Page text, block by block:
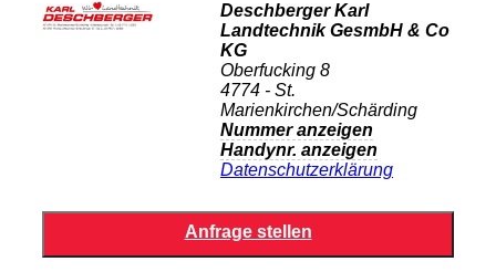
Deschberger Karl
Landtechnik GesmbH & Co
KG
Oberfucking 8
4774 - St.
Marienkirchen/Schärding
Nummer anzeigen
Handynr. anzeigen
Datenschutzerklärung